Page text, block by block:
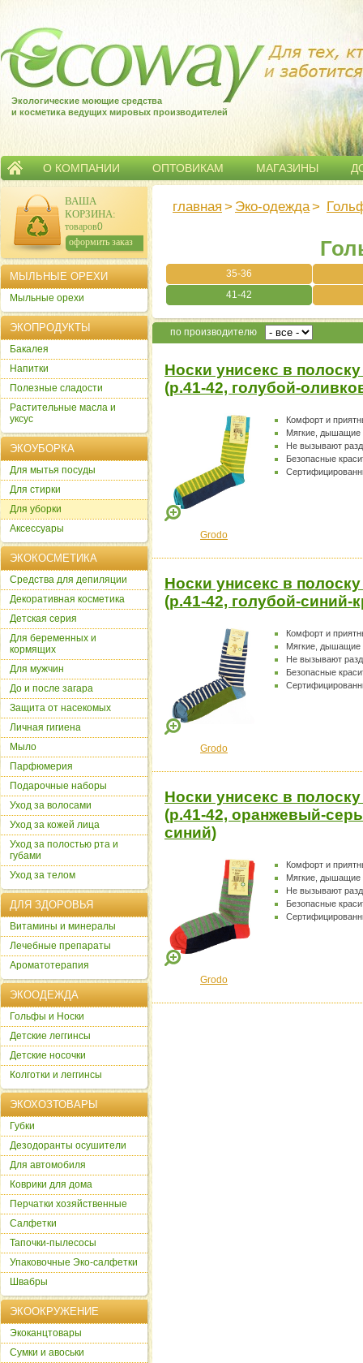
Экологические моющие средства
и косметика ведущих мировых производителей
О КОМПАНИИ ОПТОВИКАМ МАГАЗИНЫ
главная > Эко-одежда>
35-36
41-42
по производителю
Носки унисекс в
(р.41-42, голубой-
Комфорт и
Мягкие, дышащие
Не вызывают
Безопасные
Grodo
Носки унисекс в
(р.41-42, голубой-
Комфорт и
Мягкие, дышащие
Не вызывают
Безопасные
Grodo
Носки унисекс в
(р.41-42, оранжевый-
синий)
Комфорт и
Мягкие, дышащие
Не вызывают
Безопасные
Grodo
ВАША
КОРЗИНА:
товаров:0
сумма: 0р.
оформить заказ
МЫЛЬНЫЕ ОРЕХИ
Мыльные орехи
ЭКОПРОДУКТЫ
Бакалея
Напитки
Полезные сладости
Растительные масла и
уксус
ЭКОУБОРКА
Для мытья посуды
Для стирки
Для уборки
Аксессуары
ЭКОКОСМЕТИКА
Cредства для депиляции
Декоративная косметика
Детская серия
Для беременных и
кормящих
Для мужчин
До и после загара
Защита от насекомых
Личная гигиена
Мыло
Парфюмерия
Подарочные наборы
Уход за волосами
Уход за кожей лица
Уход за полостью рта и
губами
Уход за телом
ДЛЯ ЗДОРОВЬЯ
Витамины и минералы
Лечебные препараты
Ароматотерапия
ЭКООДЕЖДА
Гольфы и Носки
Детские леггинсы
Детские носочки
Колготки и леггинсы
ЭКОХОЗТОВАРЫ
Губки
Дезодоранты осушители
Для автомобиля
Коврики для дома
Перчатки хозяйственные
Салфетки
Тапочки-пылесосы
Упаковочные Эко-салфетки
Швабры
ЭКООКРУЖЕНИЕ
Экоканцтовары
Сумки и авоськи